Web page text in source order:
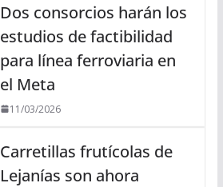
Dos consorcios harán los
estudios de factibilidad
para línea ferroviaria en
el Meta
11/03/2026
Carretillas frutícolas de
Lejanías son ahora